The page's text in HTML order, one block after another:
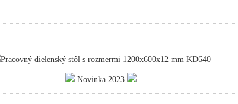
Pracovný dielenský stôl s rozmermi 1200x600x12 mm KD640
Novinka 2023